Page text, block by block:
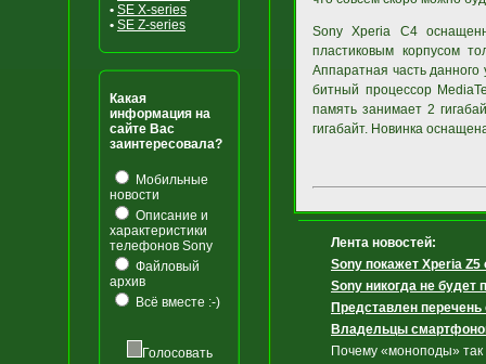
• SE X-series
• SE Z-series
Какая
информация на
сайте Вас
заинтересовала?
Мобильные
новости
Описание и
характеристики
телефонов Sony
Файловый
архив
Всё вместе :-)
Голосовать
Sony Xperia C4
пластиковым корпусом
Аппаратная часть
битный процессор
память занимает 2
гигабайт. Новинка
Лента новостей:
Sony покажет Xperia
Sony никогда не будет
Представлен
Владельцы
Почему «моноподы»